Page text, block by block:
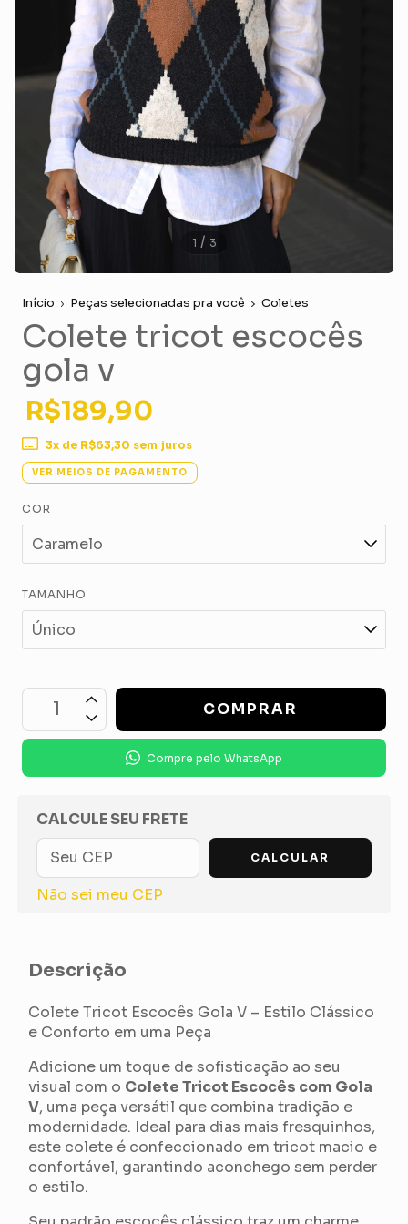
1 / 3
Início Peças selecionadas pra você Coletes
Colete tricot escocês
gola v
R$189,90
3x de R$63,30 sem juros
VER MEIOS DE PAGAMENTO
COR
TAMANHO
Compre pelo WhatsApp
OPÇÕES DE FRETE
CALCULE SEU FRETE
CALCULAR
Não sei meu CEP
Descrição
Colete Tricot Escocês Gola V – Estilo Clássico
e Conforto em uma Peça
Adicione um toque de sofisticação ao seu
visual com o Colete Tricot Escocês com Gola
V, uma peça versátil que combina tradição e
modernidade. Ideal para dias mais fresquinhos,
este colete é confeccionado em tricot macio e
confortável, garantindo aconchego sem perder
o estilo.